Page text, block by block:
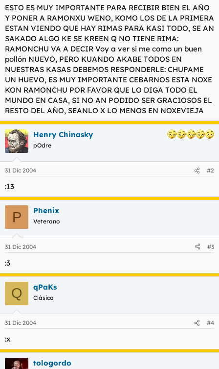
e
t
e
m
a
c
o
ESTO ES MUY IMPORTANTE PARA RECIBIR BIEN EL AÑO
Y PONER A RAMONXU WENO, KOMO LOS DE LA PRIMERA
ESTAN VIENDO QUE HAY RIMAS PARA KASI TODO, SE AN
SAKADO ALGO KE SE KREEN Q NO TIENE RIMA:
RAMONCHU VA A DECIR Voy a ver si me como un buen
pollón NUEVO, PERO KUANDO AKABE TODOS EN
NUESTRAS KASAS DEBEMOS RESPONDERLE: CHUPAME
UN HUEVO, ES MUY IMPORTANTE CEBARNOS ESTA NOXE
KON RAMONCHU POR FAVOR QUE LO DIGA TODO EL
MUNDO EN CASA, SI NO AN PODIDO SER GRACIOSOS EL
RESTO DEL AÑO, SEANLO X LO MENOS EN NOXEVIEJA
Henry Chinasky
pOdre
31 Dic 2004 #2
:13
P Phenix
Veterano
31 Dic 2004 #3
:3
Q qPaKs
Clásico
31 Dic 2004 #4
:x
tologordo